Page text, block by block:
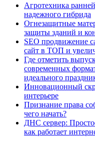
Агротехника
надежного гибрида
Огнезащитные
защиты зданий и
SEO продвижение
сайт в ТОП и
Где отметить
современных
идеального
Инновационный
интерьере
Признание права
чего начать?
ДНС сервер:
как работает